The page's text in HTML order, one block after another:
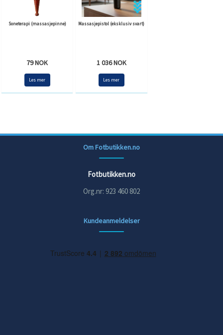
Soneterapi (massasjepinne)
79 NOK
Les mer
Massasjepistol (eksklusiv svart)
1 036 NOK
Les mer
Om Fotbutikken.no
Fotbutikken.no
Org.nr: 923 460 802
Kundeanmeldelser